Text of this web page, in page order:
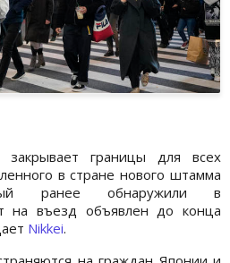
границы для всех
в стране нового штамма
ранее обнаружили в
на въезд объявлен до конца
Nikkei.